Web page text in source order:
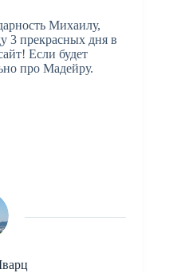
Михаилу,
3 прекрасных дня в
Если будет
про Мадейру.